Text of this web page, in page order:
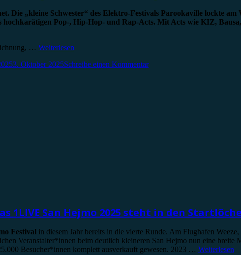
Die „kleine Schwester“ des Elektro-Festivals Parookaville lockte am
Pop-, Hip-Hop- und Rap-Acts. Mit Acts wie KIZ,
… Weiterlesen
3. Oktober 2025Schreibe einen Kommentar
1LIVE San Hejmo 2025 steht in den
Festival in diesem Jahr bereits in die vierte Runde. Am Flughafen
Veranstalter*innen beim deutlich kleineren San Hejmo nun eine breite
Besucher*innen komplett ausverkauft gewesen. 2023 … Weiterlesen